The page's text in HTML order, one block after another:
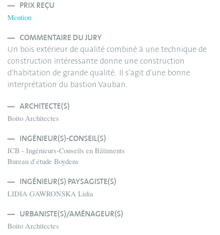
PRIX REÇU
Mention
COMMENTAIRE DU JURY
Un bois extérieur de qualité combiné à une technique de
construction intéressante donne une construction
d'habitation de grande qualité. Il s'agit d'une bonne
interprétation du bastion Vauban.
ARCHITECTE(S)
Boito Architectes
INGÉNIEUR(S)-CONSEIL(S)
ICB - Ingénieurs-Conseils en Bâtiments
Bureau d’étude Boydens
INGÉNIEUR(S) PAYSAGISTE(S)
LIDIA GAWRONSKA Lidia
URBANISTE(S)/AMÉNAGEUR(S)
Boito Architectes